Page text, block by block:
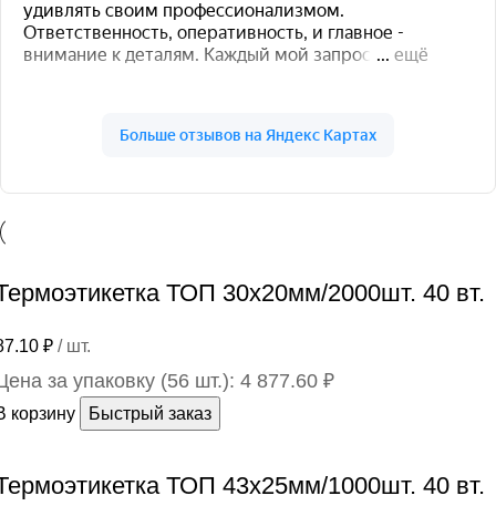
ТОП 30х20мм/2000шт. 40 вт.
₽ / шт.
за упаковку (56 шт.): 4 877.60 ₽
корзину Быстрый заказ
ТОП 43х25мм/1000шт. 40 вт.